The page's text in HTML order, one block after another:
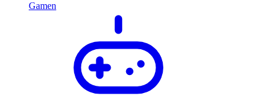
Gamen